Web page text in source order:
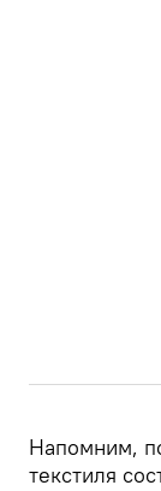
Напомним,
текстиля